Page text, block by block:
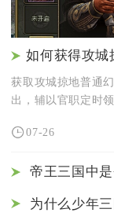
如何获得攻城
获取攻城掠地普通
出，辅以官职定时
07-26
帝王三国中
为什么少年